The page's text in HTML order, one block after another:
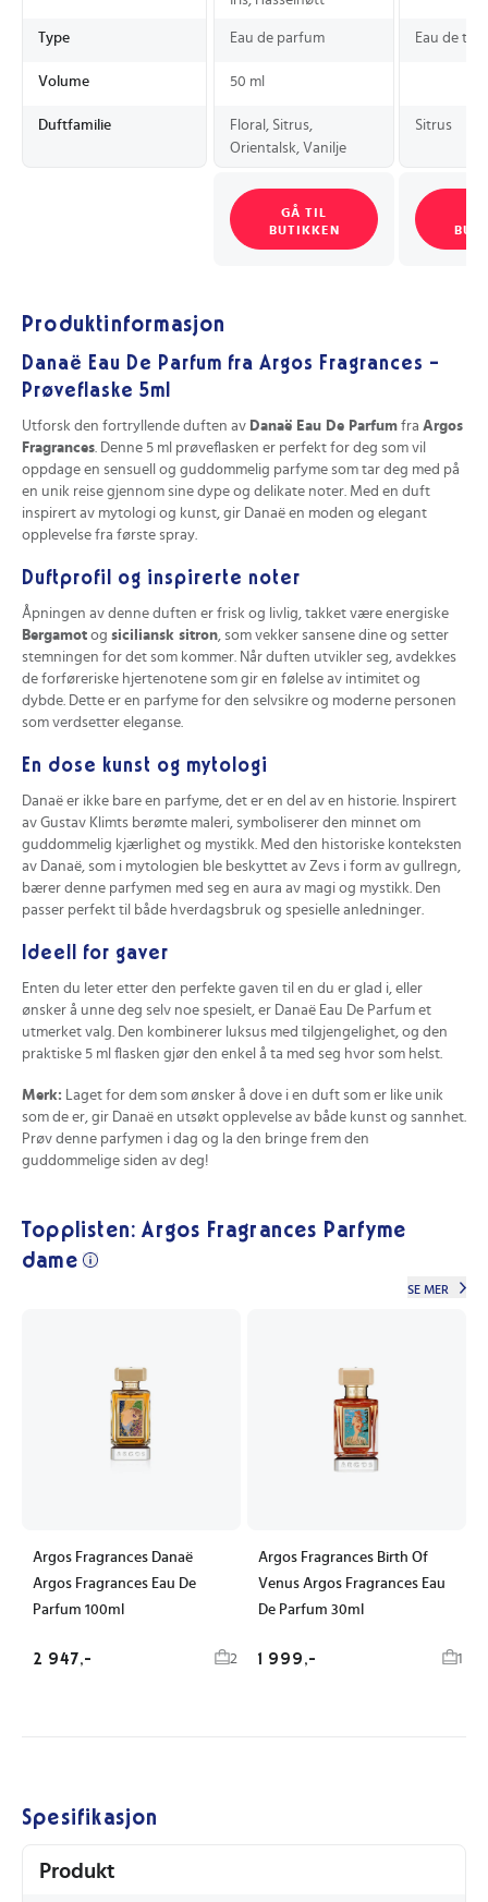
Type Eau de parfum Eau de
Volume 50 ml
Duftfamilie
Floral, Sitrus,
Orientalsk, Vanilje
Sitrus
GÅ TIL
BUTIKKEN
Produktinformasjon
Danaë Eau De Parfum fra Argos Fragrances -
Prøveflaske 5ml
Utforsk den fortryllende duften av Danaë Eau De Parfum fra Argos
Fragrances . Denne 5 ml prøveflasken er perfekt for deg som vil
oppdage en sensuell og guddommelig parfyme som tar deg med på
en unik reise gjennom sine dype og delikate noter. Med en duft
inspirert av mytologi og kunst, gir Danaë en moden og elegant
opplevelse fra første spray.
Duftprofil og inspirerte noter
Åpningen av denne duften er frisk og livlig, takket være energiske
Bergamot og siciliansk sitron , som vekker sansene dine og setter
stemningen for det som kommer. Når duften utvikler seg, avdekkes
de forføreriske hjertenotene som gir en følelse av intimitet og
dybde. Dette er en parfyme for den selvsikre og moderne personen
som verdsetter eleganse.
En dose kunst og mytologi
Danaë er ikke bare en parfyme, det er en del av en historie. Inspirert
av Gustav Klimts berømte maleri, symboliserer den minnet om
guddommelig kjærlighet og mystikk. Med den historiske konteksten
av Danaë, som i mytologien ble beskyttet av Zevs i form av gullregn,
bærer denne parfymen med seg en aura av magi og mystikk. Den
passer perfekt til både hverdagsbruk og spesielle anledninger.
Ideell for gaver
Enten du leter etter den perfekte gaven til en du er glad i, eller
ønsker å unne deg selv noe spesielt, er Danaë Eau De Parfum et
utmerket valg. Den kombinerer luksus med tilgjengelighet, og den
praktiske 5 ml flasken gjør den enkel å ta med seg hvor som helst.
Merk: Laget for dem som ønsker å dove i en duft som er like unik
som de er, gir Danaë en utsøkt opplevelse av både kunst og sannhet.
Prøv denne parfymen i dag og la den bringe frem den
guddommelige siden av deg!
Topplisten: Argos Fragrances Parfyme
dame
SE MER
Argos Fragrances Danaë
Argos Fragrances Eau De
Parfum 100ml
2 947,- 2
Argos Fragrances Birth Of
Venus Argos Fragrances Eau
De Parfum 30ml
1 999,- 1
Spesifikasjon
Produkt